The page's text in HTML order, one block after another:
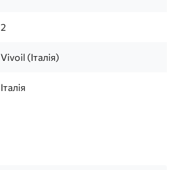
2
Vivoil (Італія)
Італія